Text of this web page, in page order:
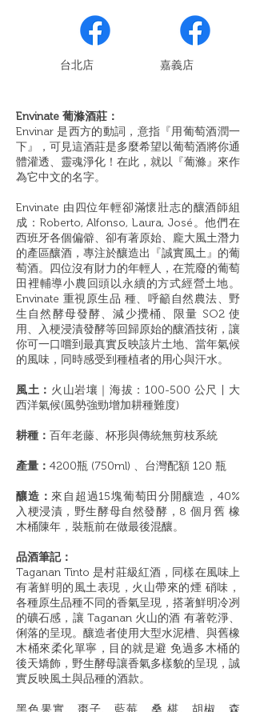
​台北店 嘉義店
Envinate 葡滌酒莊：
Envinar 是西方的動詞，意指『用葡萄酒潤一
下』，可見這酒莊是多麼希望以葡萄酒將你通
體灌透、靈魂淨化！在此，就以『葡滌』來作
為它中文的名字。
Envinate 由四位年輕卻滿懷壯志的釀酒師組
成：Roberto, Alfonso, Laura, José。他們在
西班牙各個偏僻、卻有著原始、龐大風土潛力
的產區釀酒，專注於釀造出『誠實風土』的葡
萄酒。四位沒有財力的年輕人，在荒廢的葡萄
田裡輔導小農回頭以永續的方式經營土地。
Envinate 重視原生品 種、呼籲自然農法、野
生自然酵母發酵、減少攪桶、限量 SO2 使
用、入梗浸漬發酵等回歸原始的釀酒技術，讓
你可一口嚐到最真實反映該片土地、當年氣候
的風味，同時感受到種植者的用心與汗水。
風土： 火山岩壤｜海拔：100-500 公尺 | 大
西洋氣候(風勢強勁增加耕種難度)
耕種： 百年老藤、杯形與傳統無剪枝系統
產量： 4200瓶 (750ml) 、台灣配額 120 瓶
釀造： 來自超過15塊葡萄田分開釀造，40%
入梗浸漬，野生酵母自然發酵，8 個月舊 橡
木桶陳年，裝瓶前在做最後混釀。
品酒筆記：
Taganan Tinto 是村莊級紅酒，同樣在風味上
有著鮮明的風土表現，火山帶來的煙 硝味，
各種原生品種不同的香氣呈現，搭著鮮明冷冽
的礦石感，讓 Taganan 火山的酒 有著乾淨、
俐落的呈現。釀造者使用大型水泥槽、與舊橡
木桶來柔化單寧，目的就是避 免過多木桶的
後天矯飾，野生酵母讓香氣多樣貌的呈現，誠
實反映風土與品種的酒款。
黑色果實、棗子、藍莓、桑 椹、胡椒、森